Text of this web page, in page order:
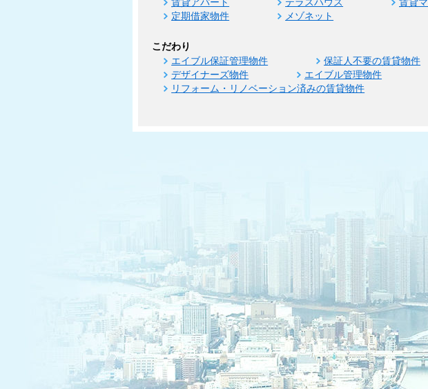
定期借家物件
メゾネット
こだわり
エイブル保証管理物件 保証人不要の賃貸物件
デザイナーズ物件
エイブル管理物件
リフォーム・リノベーション済みの賃貸物件